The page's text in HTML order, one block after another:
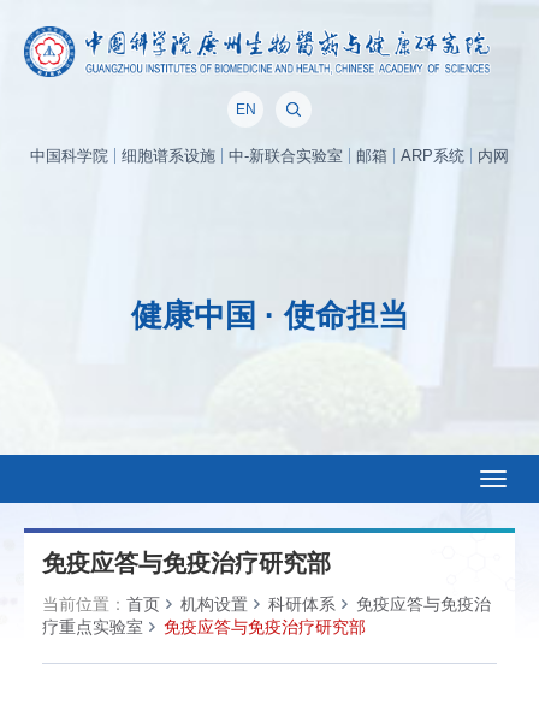
EN
中国科学院 细胞谱系设施 中-新联合实验室 邮箱 ARP系统 内网
健康中国 · 使命担当
免疫应答与免疫治疗研究部
当前位置： 首页 机构设置 科研体系
免疫应答与免疫治
疗重点实验室
免疫应答与免疫治疗研究部